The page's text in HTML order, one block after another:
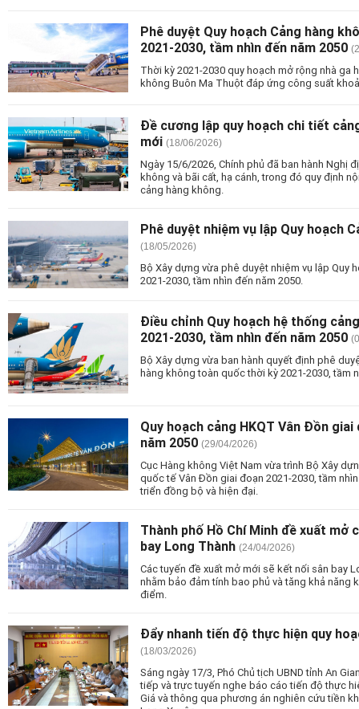
Phê duyệt Quy hoạch Cảng hàng
2021-2030, tầm nhìn đến năm 2050
Thời kỳ 2021-2030 quy hoạch mở rộng nhà ga
không Buôn Ma Thuột đáp ứng công suất
Đề cương lập quy hoạch chi tiết
mới (18/06/2026)
Ngày 15/6/2026, Chính phủ đã ban hành Nghị
không và bãi cất, hạ cánh, trong đó quy định
cảng hàng không.
Phê duyệt nhiệm vụ lập Quy hoạch
(18/05/2026)
Bộ Xây dựng vừa phê duyệt nhiệm vụ lập Quy
2021-2030, tầm nhìn đến năm 2050.
Điều chỉnh Quy hoạch hệ thống
2021-2030, tầm nhìn đến năm 2050
Bộ Xây dựng vừa ban hành quyết định phê
hàng không toàn quốc thời kỳ 2021-2030, tầm
Quy hoạch cảng HKQT Vân Đồn
năm 2050 (29/04/2026)
Cục Hàng không Việt Nam vừa trình Bộ Xây
quốc tế Vân Đồn giai đoạn 2021-2030, tầm
triển đồng bộ và hiện đại.
Thành phố Hồ Chí Minh đề xuất mở
bay Long Thành (24/04/2026)
Các tuyến đề xuất mở mới sẽ kết nối sân bay
nhằm bảo đảm tính bao phủ và tăng khả
điểm.
Đẩy nhanh tiến độ thực hiện quy
(18/03/2026)
Sáng ngày 17/3, Phó Chủ tịch UBND tỉnh An
tiếp và trực tuyến nghe báo cáo tiến độ thực
Giá và thông qua phương án nghiên cứu tiền